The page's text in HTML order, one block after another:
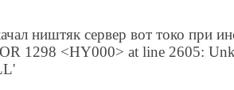
ништяк сервер вот токо при
1298 <HY000> at line 2605: